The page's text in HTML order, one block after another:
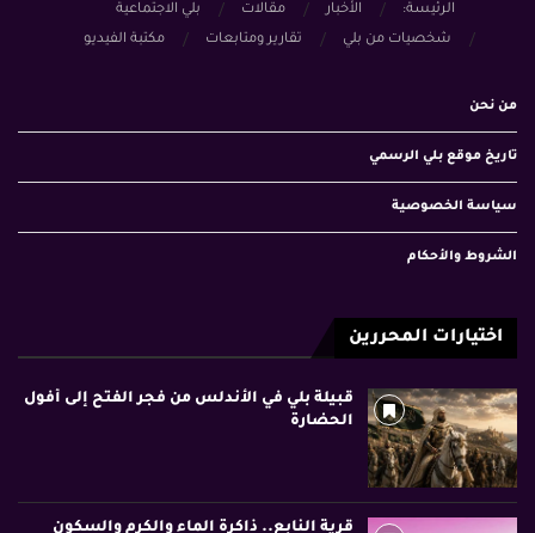
الرئيسة: الأخبار مقالات
بلي الاجتماعية
شخصيات من بلي
تقارير ومتابعات مكتبة الفيديو
من نحن
تاريخ موقع بلي الرسمي
سياسة الخصوصية
الشروط والأحكام
اختيارات المحررين
قبيلة بلي في الأندلس من فجر الفتح إلى أفول
الحضارة
قرية النابع.. ذاكرة الماء والكرم والسكون